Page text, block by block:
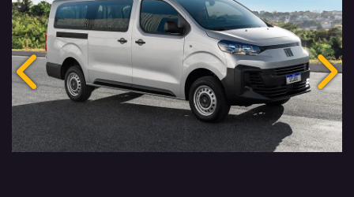
Anterior